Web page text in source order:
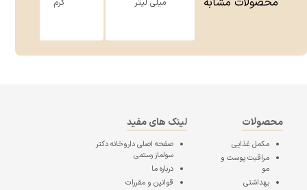
میلی لیتر
گرم
محصولات
مکمل غذایی
مراقبت پوست و
مو
بهداشتی
لینک های مفید
صفحه اصلیداروخانه دکتر
سولماز رستمی
درباره ما
قوانین و مقررات